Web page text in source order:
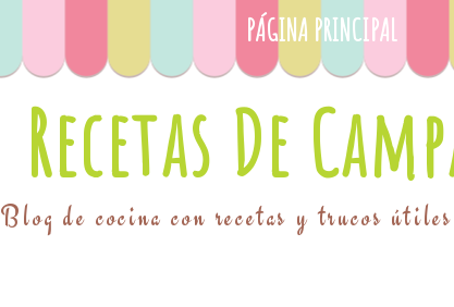
PÁGINA PRINCIPAL
Recetas De
Blog de cocina con recetas y trucos